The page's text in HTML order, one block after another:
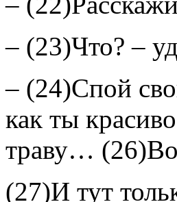
– (23)Что? –
– (24)Спой
как ты
траву…
(27)И тут